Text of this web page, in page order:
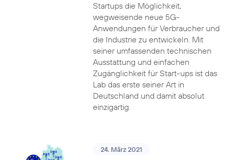
Startups die Möglichkeit,
wegweisende neue 5G-
Anwendungen für Verbraucher und
die Industrie zu entwickeln. Mit
seiner umfassenden technischen
Ausstattung und einfachen
Zugänglichkeit für Start-ups ist das
Lab das erste seiner Art in
Deutschland und damit absolut
einzigartig.
24. März 2021